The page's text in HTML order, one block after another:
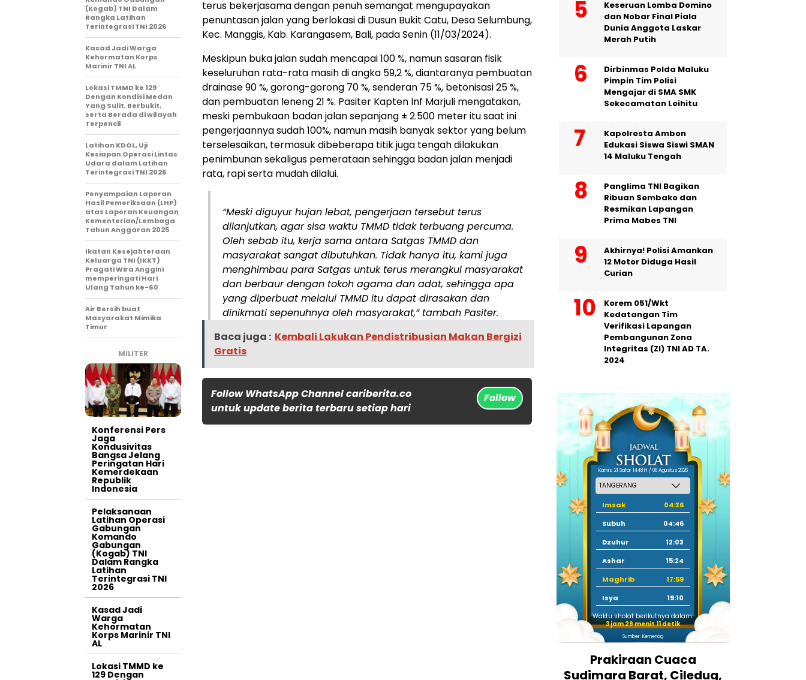
terus bekerjasama dengan penuh semangat mengupayakan
penuntasan jalan yang berlokasi di Dusun Bukit Catu, Desa Selumbung,
Kec. Manggis, Kab. Karangasem, Bali, pada Senin (11/03/2024).
Meskipun buka jalan sudah mencapai 100 %, namun sasaran fisik
keseluruhan rata-rata masih di angka 59,2 %, diantaranya pembuatan
drainase 90 %, gorong-gorong 70 %, senderan 75 %, betonisasi 25 %,
dan pembuatan leneng 21 %. Pasiter Kapten Inf Marjuli mengatakan,
meski pembukaan badan jalan sepanjang ± 2.500 meter itu saat ini
pengerjaannya sudah 100%, namun masih banyak sektor yang belum
terselesaikan, termasuk dibeberapa titik juga tengah dilakukan
penimbunan sekaligus pemerataan sehingga badan jalan menjadi
rata, rapi serta mudah dilalui.
“Meski diguyur hujan lebat, pengerjaan tersebut terus
dilanjutkan, agar sisa waktu TMMD tidak terbuang percuma.
Oleh sebab itu, kerja sama antara Satgas TMMD dan
masyarakat sangat dibutuhkan. Tidak hanya itu, kami juga
menghimbau para Satgas untuk terus merangkul masyarakat
dan berbaur dengan tokoh agama dan adat, sehingga apa
yang diperbuat melalui TMMD itu dapat dirasakan dan
dinikmati sepenuhnya oleh masyarakat,” tambah Pasiter.
Baca juga : Kembali Lakukan Pendistribusian Makan Bergizi
Gratis
Follow WhatsApp Channel cariberita.co
untuk update berita terbaru setiap hari
Follow
(Kogab) TNI Dalam
Rangka Latihan
Terintegrasi TNI 2026
Kasad Jadi Warga
Kehormatan Korps
Marinir TNI AL
Lokasi TMMD ke 129
Dengan Kondisi Medan
Yang Sulit, Berbukit,
serta Berada di wilayah
Terpencil
Latihan KDOL, Uji
Kesiapan Operasi Lintas
Udara dalam Latihan
Terintegrasi TNI 2026
Penyampaian Laporan
Hasil Pemeriksaan (LHP)
atas Laporan Keuangan
Kementerian/Lembaga
Tahun Anggaran 2025
Ikatan Kesejahteraan
Keluarga TNI (IKKT)
Pragati Wira Anggini
memperingati Hari
Ulang Tahun ke-60
Air Bersih buat
Masyarakat Mimika
Timur
MILITER
Konferensi Pers
Jaga
Kondusivitas
Bangsa Jelang
Peringatan Hari
Kemerdekaan
Republik
Indonesia
Pelaksanaan
Latihan Operasi
Gabungan
Komando
Gabungan
(Kogab) TNI
Dalam Rangka
Latihan
Terintegrasi TNI
2026
Kasad Jadi
Warga
Kehormatan
Korps Marinir TNI
AL
Lokasi TMMD ke
129 Dengan
Keseruan Lomba Domino
dan Nobar Final Piala
Dunia Anggota Laskar
Merah Putih
Dirbinmas Polda Maluku
Pimpin Tim Polisi
Mengajar di SMA SMK
Sekecamatan Leihitu
Kapolresta Ambon
Edukasi Siswa Siswi SMAN
14 Maluku Tengah
Panglima TNI Bagikan
Ribuan Sembako dan
Resmikan Lapangan
Prima Mabes TNI
Akhirnya! Polisi Amankan
12 Motor Diduga Hasil
Curian
Korem 051/Wkt
Kedatangan Tim
Verifikasi Lapangan
Pembangunan Zona
Integritas (ZI) TNI AD TA.
2024
Kamis, 21 Safar 1448 H / 06 Agustus 2026
Imsak
04:36
Subuh
04:46
Dzuhur
12:03
Ashar
15:24
Maghrib
17:59
Isya
19:10
Waktu sholat berikutnya dalam:
3 jam 29 menit 10 detik
Sumber: Kemenag
Prakiraan Cuaca
Sudimara Barat, Ciledug,